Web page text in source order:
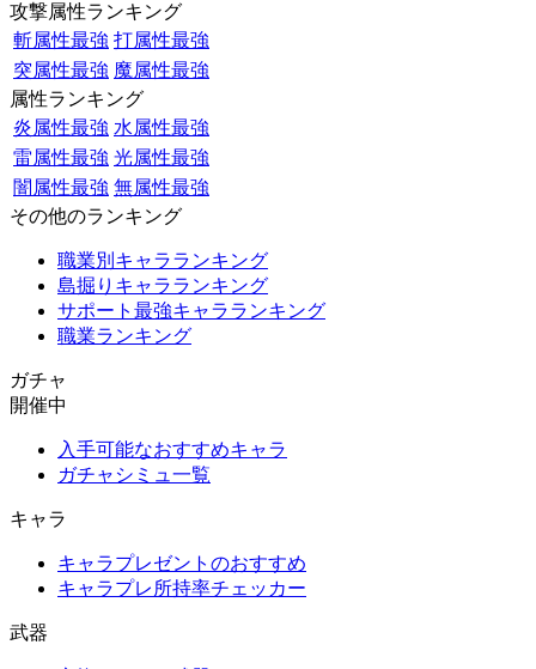
攻撃属性ランキング
斬属性最強 打属性最強
突属性最強 魔属性最強
属性ランキング
炎属性最強 水属性最強
雷属性最強 光属性最強
闇属性最強 無属性最強
その他のランキング
職業別キャラランキング
島掘りキャラランキング
サポート最強キャラランキング
職業ランキング
ガチャ
開催中
入手可能なおすすめキャラ
ガチャシミュ一覧
キャラ
キャラプレゼントのおすすめ
キャラプレ所持率チェッカー
武器